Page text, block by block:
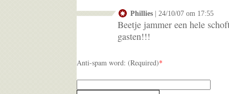
Phillies | 24/10/07 om 17:55
Beetje jammer een hele
gasten!!!
Anti-spam word: (Required)*